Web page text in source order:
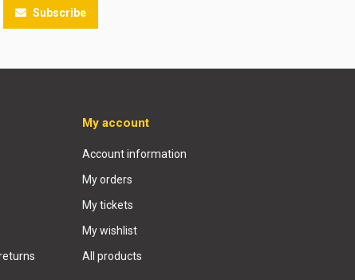
Subscribe
My account
Account information
My orders
My tickets
My wishlist
All products